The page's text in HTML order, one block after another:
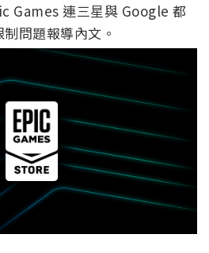
Games 連三星與 Google 都
問題報導內文。